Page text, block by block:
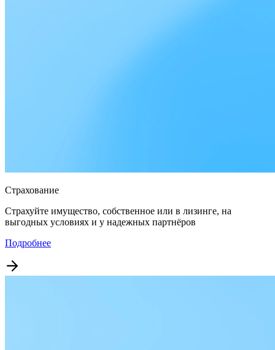
Страхование
Страхуйте имущество, собственное или в лизинге, на
выгодных условиях и у надежных партнёров
Подробнее